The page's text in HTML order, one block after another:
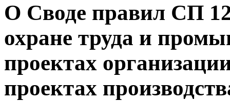
О Своде правил СП
охране труда и
проектах
проектах